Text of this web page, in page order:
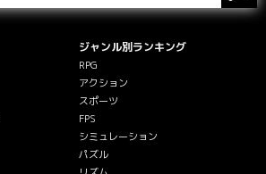
ジャンル別ランキング
RPG
アクション
スポーツ
FPS
シミュレーション
パズル